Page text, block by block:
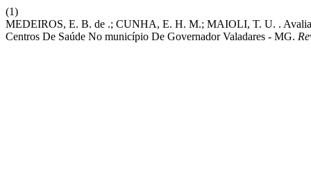
(1)
MEDEIROS, E. B. de .; CUNHA, E. H. M.; MAIOLI, T. U. .
Centros De Saúde No município De Governador Valadares - MG.